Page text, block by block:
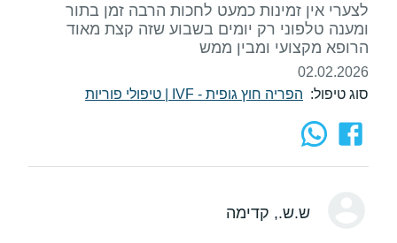
לצערי אין זמינות כמעט לחכות הרבה זמן בתור
ומענה טלפוני רק יומים בשבוע שזה קצת מאוד
הרופא מקצועי ומבין ממש
02.02.2026
סוג טיפול: הפריה חוץ גופית - IVF טיפולי פוריות
ש.ש., קדימה